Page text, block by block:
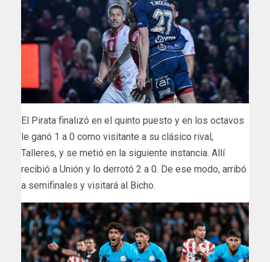
El Pirata finalizó en el quinto puesto y en los octavos
le ganó 1 a 0 como visitante a su clásico rival,
Talleres, y se metió en la siguiente instancia. Allí
recibió a Unión y lo derrotó 2 a 0. De ese modo, arribó
a semifinales y visitará al Bicho.